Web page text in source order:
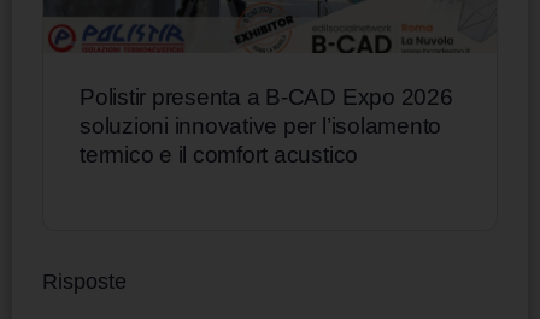
Polistir presenta a B-CAD Expo 2026
soluzioni innovative per l’isolamento
termico e il comfort acustico
Risposte